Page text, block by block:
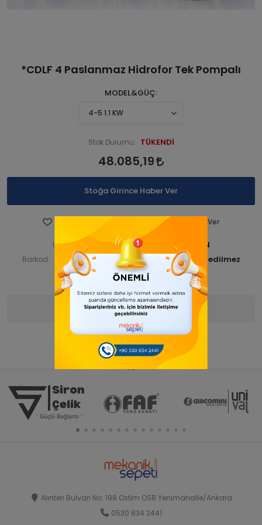
*CDLF 4 Paslanmaz Hidrofor Tek Pompalı
MODEL&GÜÇ
Stok Durumu: TÜKENDİ
48.085,19
Stoğa Girince Haber Ver
Fiyatı Düşünce Haber Ver
Ürün Kodu: STNCDL1PM 00000-ANA ÜRN
Barkod: STNCDL1PM00001 İade Bilgisi:
Ürün Bilgisi Yorumlar
Alınteri Bulvarı No: 198 Ostim OSB Yenimahalle/Ankara
0530 834 2441